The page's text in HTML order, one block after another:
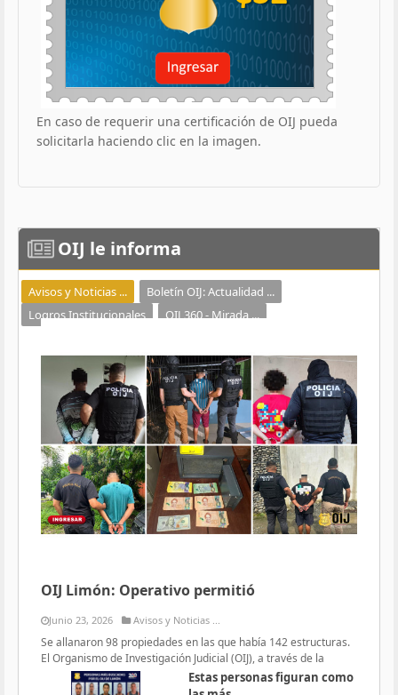
En caso de requerir una certificación de OIJ pueda
solicitarla haciendo clic en la imagen.
OIJ le informa
Avisos y Noticias ...
Boletín OIJ: Actualidad ...
Logros Institucionales
OIJ 360 - Mirada ...
OIJ Limón: Operativo permitió
Junio 23, 2026 Avisos y Noticias ...
Se allanaron 98 propiedades en las que había 142 estructuras.
El Organismo de Investigación Judicial (OIJ), a través de la
Estas personas figuran como